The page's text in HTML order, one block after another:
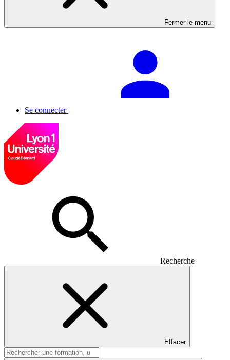
Fermer le menu
Se connecter
Recherche
Effacer